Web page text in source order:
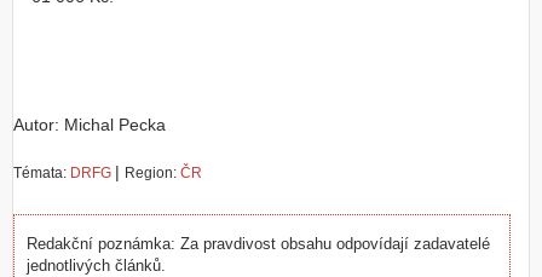
Autor: Michal Pecka
Témata: DRFG | Region: ČR
Redakční poznámka: Za pravdivost obsahu odpovídají zadavatelé
jednotlivých článků.